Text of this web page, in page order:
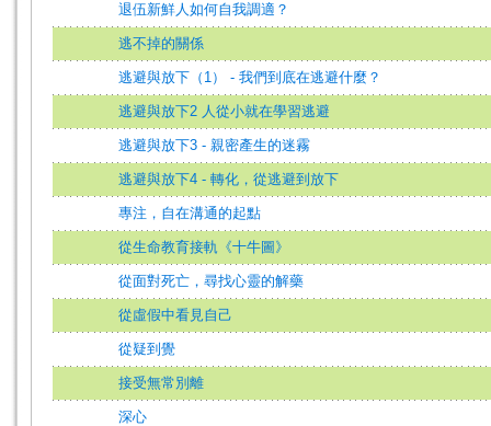
退伍新鮮人如何自我調適？
逃不掉的關係
逃避與放下（1） - 我們到底在逃避什麼？
逃避與放下2 人從小就在學習逃避
逃避與放下3 - 親密產生的迷霧
逃避與放下4 - 轉化，從逃避到放下
專注，自在溝通的起點
從生命教育接軌《十牛圖》
從面對死亡，尋找心靈的解藥
從虛假中看見自己
從疑到覺
接受無常別離
深心